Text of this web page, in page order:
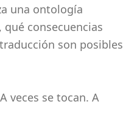
una ontología
consecuencias
son posibles
veces se tocan. A